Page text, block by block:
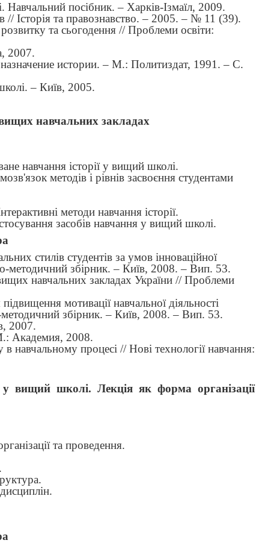
Навчальний посібник. – Харків-Ізмаїл, 2009.
// Історія та правознавство. – 2005. – № 11 (39).
розвитку та сьогодення // Проблеми освіти:
2007.
истории. – М.: Политиздат, 1991. – С.
– Київ, 2005.
навчальних закладах
навчання історії у вищий школі.
методів і рівнів засвоєння студентами
методи навчання історії.
засобів навчання у вищий школі.
стилів студентів за умов інноваційної
методичний збірник. – Київ, 2008. – Вип. 53.
навчальних закладах України // Проблеми
мотивації навчальної діяльності
методичний збірник. – Київ, 2008. – Вип. 53.
2007.
Академия, 2008.
навчальному процесі // Нові технології навчання:
вищий школі. Лекція як форма організації
та проведення.